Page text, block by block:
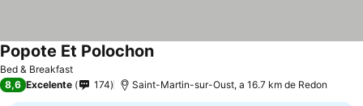
Bed & Breakfast
Popote Et Polochon
8,6 Excelente 174 Saint-Martin-sur-Oust, a 16.7 km de Redon